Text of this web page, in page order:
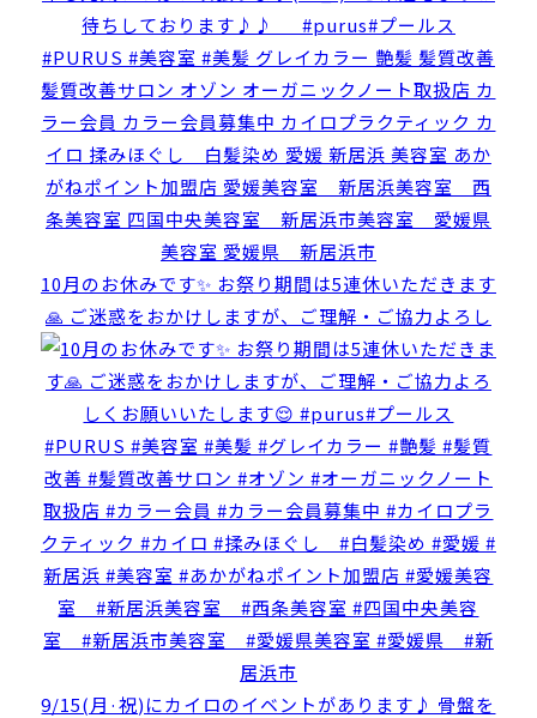
10月のお休みです✨ お祭り期間は5連休いただきます
🙏 ご迷惑をおかけしますが、ご理解・ご協力よろし
9/15(月·祝)にカイロのイベントがあります♪ 骨盤を